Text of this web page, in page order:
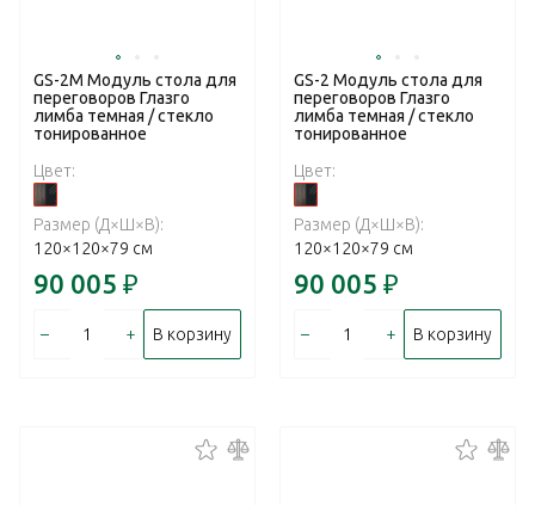
GS-2M Модуль стола для
переговоров Глазго
лимба темная / стекло
тонированное
Цвет:
Размер (Д×Ш×В):
120×120×79 см
90 005 ₽
– + В корзину
GS-2 Модуль стола для
переговоров Глазго
лимба темная / стекло
тонированное
Цвет:
Размер (Д×Ш×В):
120×120×79 см
90 005 ₽
– + В корзину